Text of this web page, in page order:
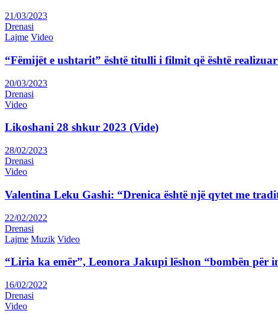
21/03/2023
Drenasi
Lajme Video
“Fëmijët e ushtarit” është titulli i filmit që është
20/03/2023
Drenasi
Video
Likoshani 28 shkur 2023 (Vide)
28/02/2023
Drenasi
Video
Valentina Leku Gashi: “Drenica është një qytet me
22/02/2022
Drenasi
Lajme Muzik Video
“Liria ka emër”, Leonora Jakupi lëshon “bombën për
16/02/2022
Drenasi
Video